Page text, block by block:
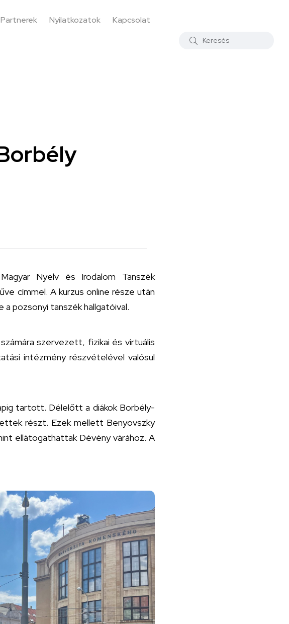
Partnerek Nyilatkozatok Kapcsolat
Nyelv és Irodalom Tanszék
címmel. A kurzus online része után
pozsonyi tanszék hallgatóival.
szervezett, fizikai és virtuális
intézmény részvételével valósul
tartott. Délelőtt a diákok Borbély-
részt. Ezek mellett Benyovszky
ellátogathattak Dévény várához. A